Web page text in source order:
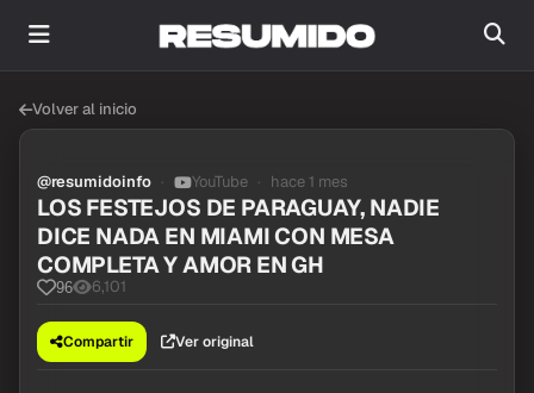
Volver al inicio
@resumidoinfo YouTube hace 1 mes
LOS FESTEJOS DE PARAGUAY, NADIE
DICE NADA EN MIAMI CON MESA
COMPLETA Y AMOR EN GH
96 6,101
Compartir Ver original